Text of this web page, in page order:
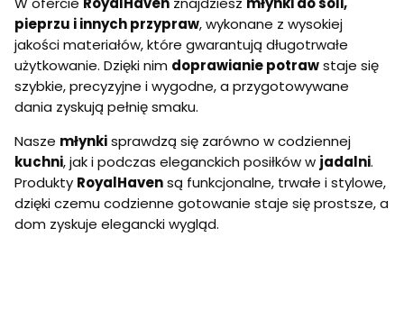
pieprzu i innych przypraw, wykonane z wysokiej
jakości materiałów, które gwarantują długotrwałe
użytkowanie. Dzięki nim doprawianie potrawstaje się
szybkie, precyzyjne i wygodne, a przygotowywane
dania zyskują pełnię smaku.
Nasze młynkisprawdzą się zarówno w codziennej
kuchni, jak i podczas eleganckich posiłków w jadalni.
Produkty RoyalHavensą funkcjonalne, trwałe i stylowe,
dzięki czemu codzienne gotowanie staje się prostsze, a
dom zyskuje elegancki wygląd.